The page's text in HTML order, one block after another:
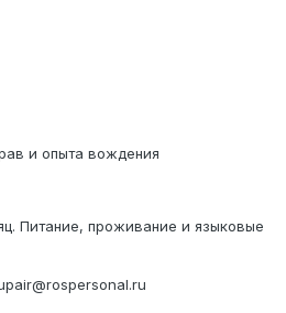
и опыта вождения
Питание, проживание и языковые